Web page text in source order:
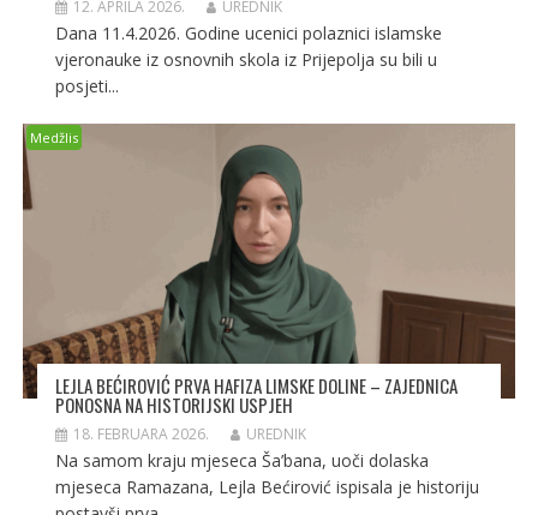
12. APRILA 2026. UREDNIK
Dana 11.4.2026. Godine ucenici polaznici islamske
vjeronauke iz osnovnih skola iz Prijepolja su bili u
posjeti...
Medžlis
LEJLA BEĆIROVIĆ PRVA HAFIZA LIMSKE DOLINE – ZAJEDNICA
PONOSNA NA HISTORIJSKI USPJEH
18. FEBRUARA 2026. UREDNIK
Na samom kraju mjeseca Ša’bana, uoči dolaska
mjeseca Ramazana, Lejla Bećirović ispisala je historiju